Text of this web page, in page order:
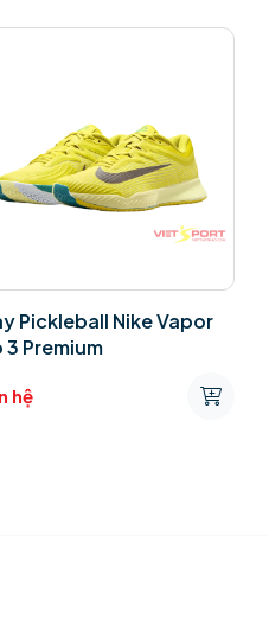
Pickleball Nike Vapor
3 Premium
hệ